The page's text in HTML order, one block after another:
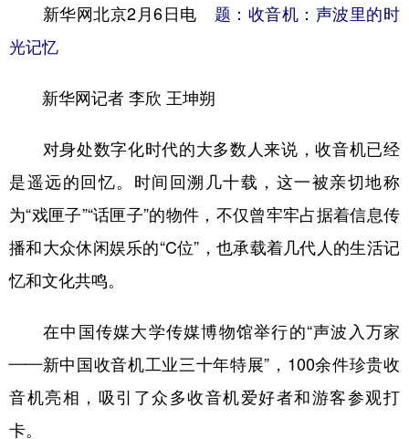
城市 旅游 能源 会展
公益 一带一路
文化产业
地方频道
北京 天津 河北 山西
辽宁
浙江 安徽 福建 江西
山东 河南 湖北 湖南
广东 广西 海南 重庆
新华网北京2月6日电 题：收音机：声波里的时
光记忆
新华网记者 李欣 王坤朔
对身处数字化时代的大多数人来说，收音机已经
是遥远的回忆。时间回溯几十载，这一被亲切地称
为“戏匣子”“话匣子”的物件，不仅曾牢牢占据着信息传
播和大众休闲娱乐的“C位”，也承载着几代人的生活记
忆和文化共鸣。
在中国传媒大学传媒博物馆举行的“声波入万家
——新中国收音机工业三十年特展”，100余件珍贵收
音机亮相，吸引了众多收音机爱好者和游客参观打
卡。